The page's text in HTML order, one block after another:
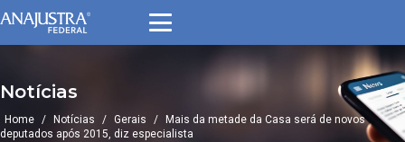
Notícias
Home / Notícias / Gerais /
Mais da metade da Casa será de novos
deputados após 2015, diz especialista